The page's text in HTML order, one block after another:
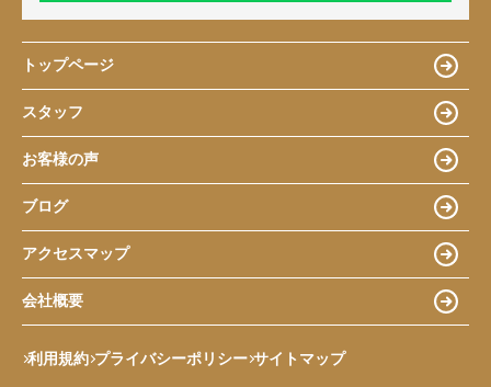
トップページ
スタッフ
お客様の声
ブログ
アクセスマップ
会社概要
利用規約 プライバシーポリシー サイトマップ